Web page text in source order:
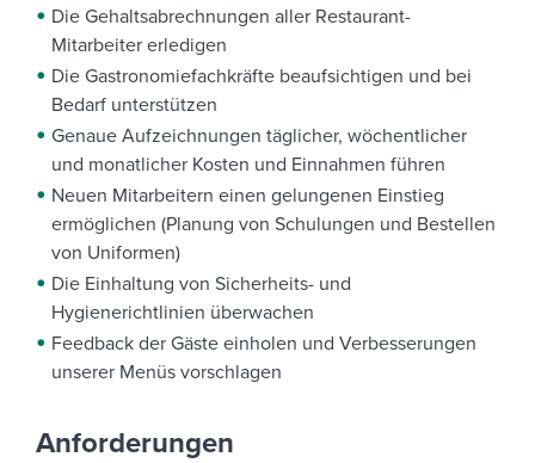
Die Gehaltsabrechnungen aller Restaurant-
Mitarbeiter erledigen
Die Gastronomiefachkräfte beaufsichtigen und bei
Bedarf unterstützen
Genaue Aufzeichnungen täglicher, wöchentlicher
und monatlicher Kosten und Einnahmen führen
Neuen Mitarbeitern einen gelungenen Einstieg
ermöglichen (Planung von Schulungen und Bestellen
von Uniformen)
Die Einhaltung von Sicherheits- und
Hygienerichtlinien überwachen
Feedback der Gäste einholen und Verbesserungen
unserer Menüs vorschlagen
Anforderungen